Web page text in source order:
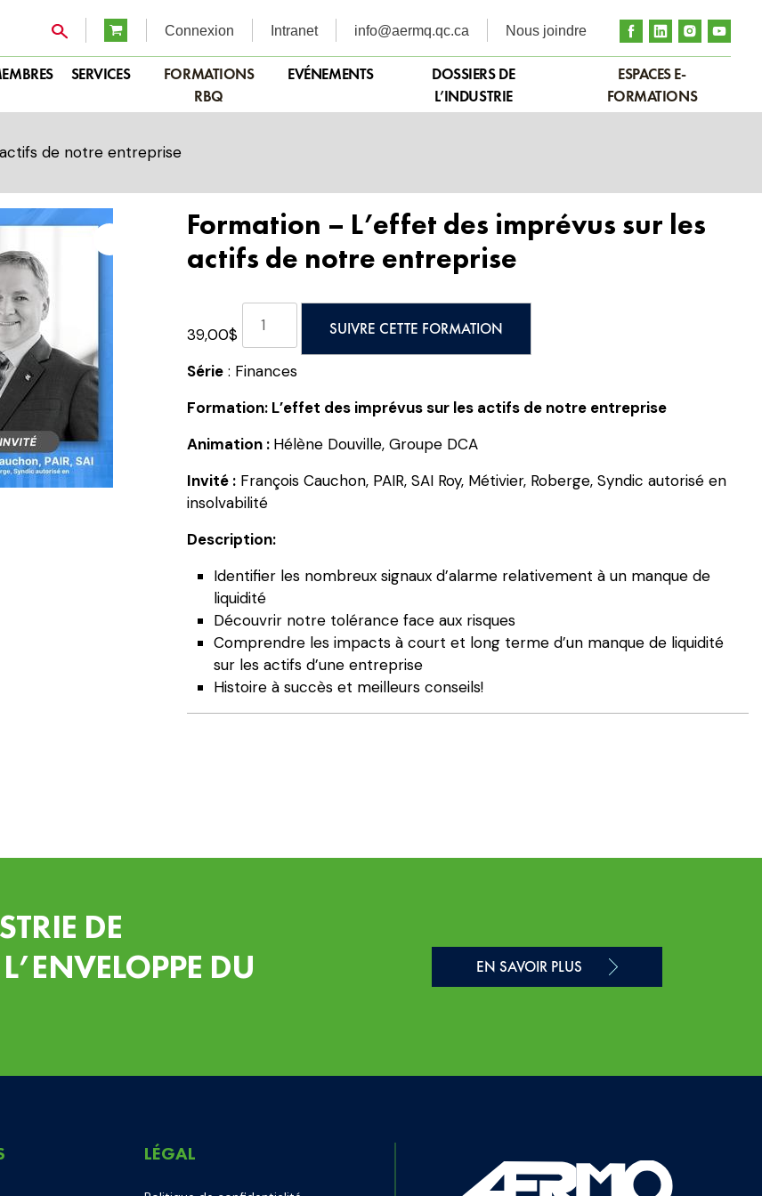
Connexion Intranet info@aermq.qc.ca Nous joindre
SERVICES
FORMATIONS
RBQ
EVÉNEMENTS
DOSSIERS DE
L’INDUSTRIE
ESPACES E-
FORMATIONS
de notre entreprise
Formation – L’effet des imprévus sur les
actifs de notre entreprise
39,00$
Formation
-
L’effet
imprévus
les
actifs
de
entreprise
SUIVRE CETTE FORMATION
Série : Finances
Formation: L’effet des imprévus sur les actifs de notre entreprise
Animation : Hélène Douville, Groupe DCA
Invité : François Cauchon, PAIR, SAI Roy, Métivier, Roberge, Syndic autorisé en
insolvabilité
Description:
Identifier les nombreux signaux d’alarme relativement à un manque de
liquidité
Découvrir notre tolérance face aux risques
Comprendre les impacts à court et long terme d’un manque de liquidité
sur les actifs d’une entreprise
Histoire à succès et meilleurs conseils!
DE
DU
EN SAVOIR PLUS
LÉGAL